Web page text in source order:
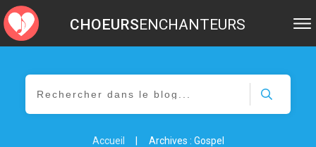
CHOEURSENCHANTEURS
Accueil Archives : Gospel